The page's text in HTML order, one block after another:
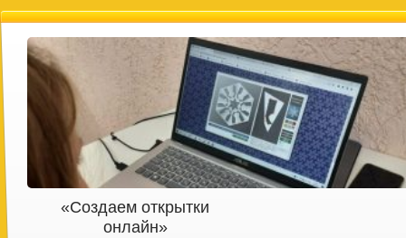
«Создаем открытки
онлайн»